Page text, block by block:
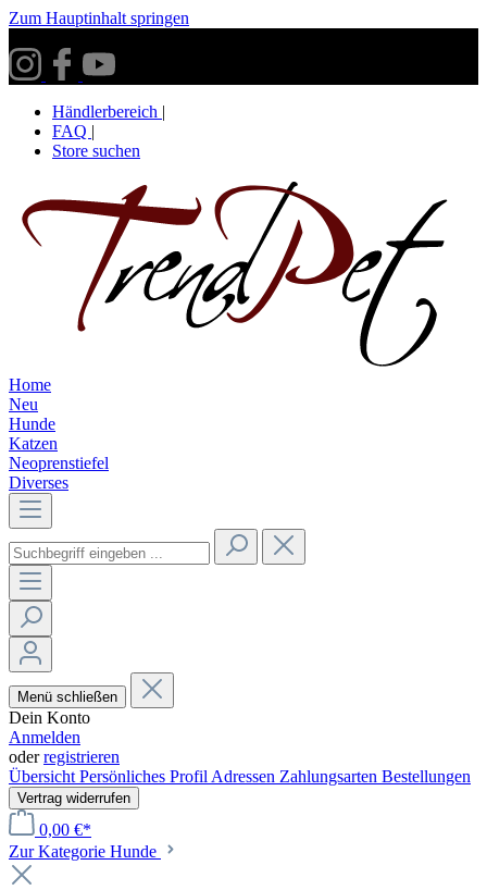
Zum Hauptinhalt springen
Händlerbereich |
FAQ |
Store suchen
Home
Neu
Hunde
Katzen
Neoprenstiefel
Diverses
Menü schließen
Dein Konto
Anmelden
oderregistrieren
Übersicht Persönliches Profil Adressen Zahlungsarten Bestellungen
Vertrag widerrufen
0,00 €*
Zur Kategorie Hunde